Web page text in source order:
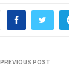
PREVIOUS POST